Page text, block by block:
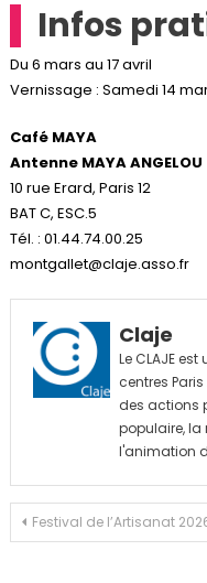
Infos
Du 6 mars au 17 avril
Vernissage : Samedi 14
Café MAYA
Antenne MAYA ANGELOU
10 rue Erard, Paris 12
BAT C, ESC.5
Tél. : 01.44.74.00.25
montgallet@claje.asso.fr
Claje
Le CLAJE
centres
des actions
populaire, la
l'animation
Navigation
Festival de l’Artisanat